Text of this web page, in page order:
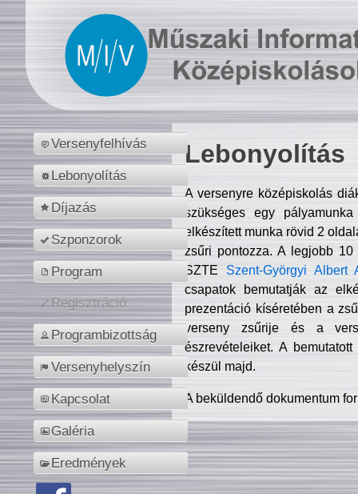
Versenyfelhívás
Lebonyolítás
Díjazás
Szponzorok
Program
Regisztráció
Programbizottság
Versenyhelyszín
Kapcsolat
Galéria
Eredmények
Lebonyolítás
A versenyre középiskolás
szükséges egy
elkészített munka rövid 2
zsűri pontozza. A legjobb
SZTE Szent-Györgyi Albert
csapatok bemutatják az
prezentáció kíséretében a
verseny zsűrije és a
észrevételeiket. A
készül majd.
A beküldendő dokumentum